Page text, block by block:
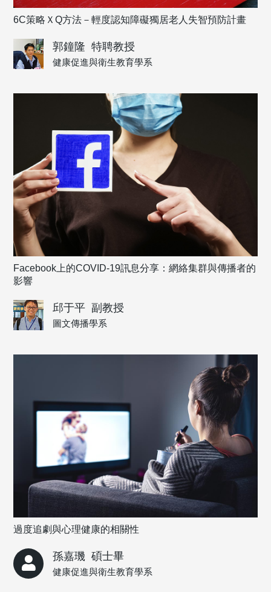
6C策略ＸQ方法－輕度認知障礙獨居老人失智預防計畫
郭鐘隆 特聘教授
健康促進與衛生教育學系
Facebook上的COVID-19訊息分享：網絡集群與傳播者的
影響
邱于平 副教授
圖文傳播學系
過度追劇與心理健康的相關性
孫嘉璣 碩士畢
健康促進與衛生教育學系